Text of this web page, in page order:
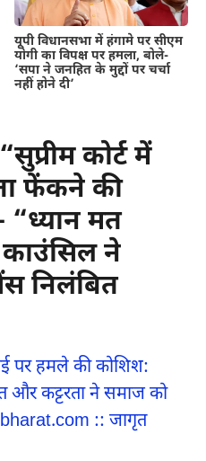
यूपी विधानसभा में हंगामे पर सीएम
योगी का विपक्ष पर हमला, बोले-
‘सपा ने जनहित के मुद्दों पर चर्चा
नहीं होने दी’
कोर्ट में
फेंकने की
मत
ने
निलंबित
पर हमले की कोशिश:
और कट्टरता ने समाज को
:: जागृत